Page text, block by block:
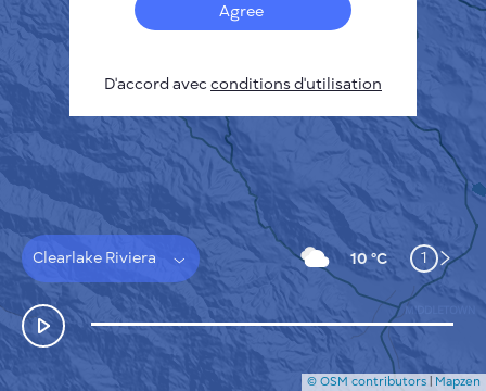
Le vent
Clearlake Riviera 10 °C 1
COMMENT ÇA MARCHE
POLITIQUE DE CONFIDENTIALITÉ
CONDITIONS GÉNÉRALES D'UTILISATION
GUIDE D'INSTALLATION
API
FAQ
NOUS CONTACTER
© OSM contributors | Mapzen
Agree
D'accord avecconditions d'utilisation